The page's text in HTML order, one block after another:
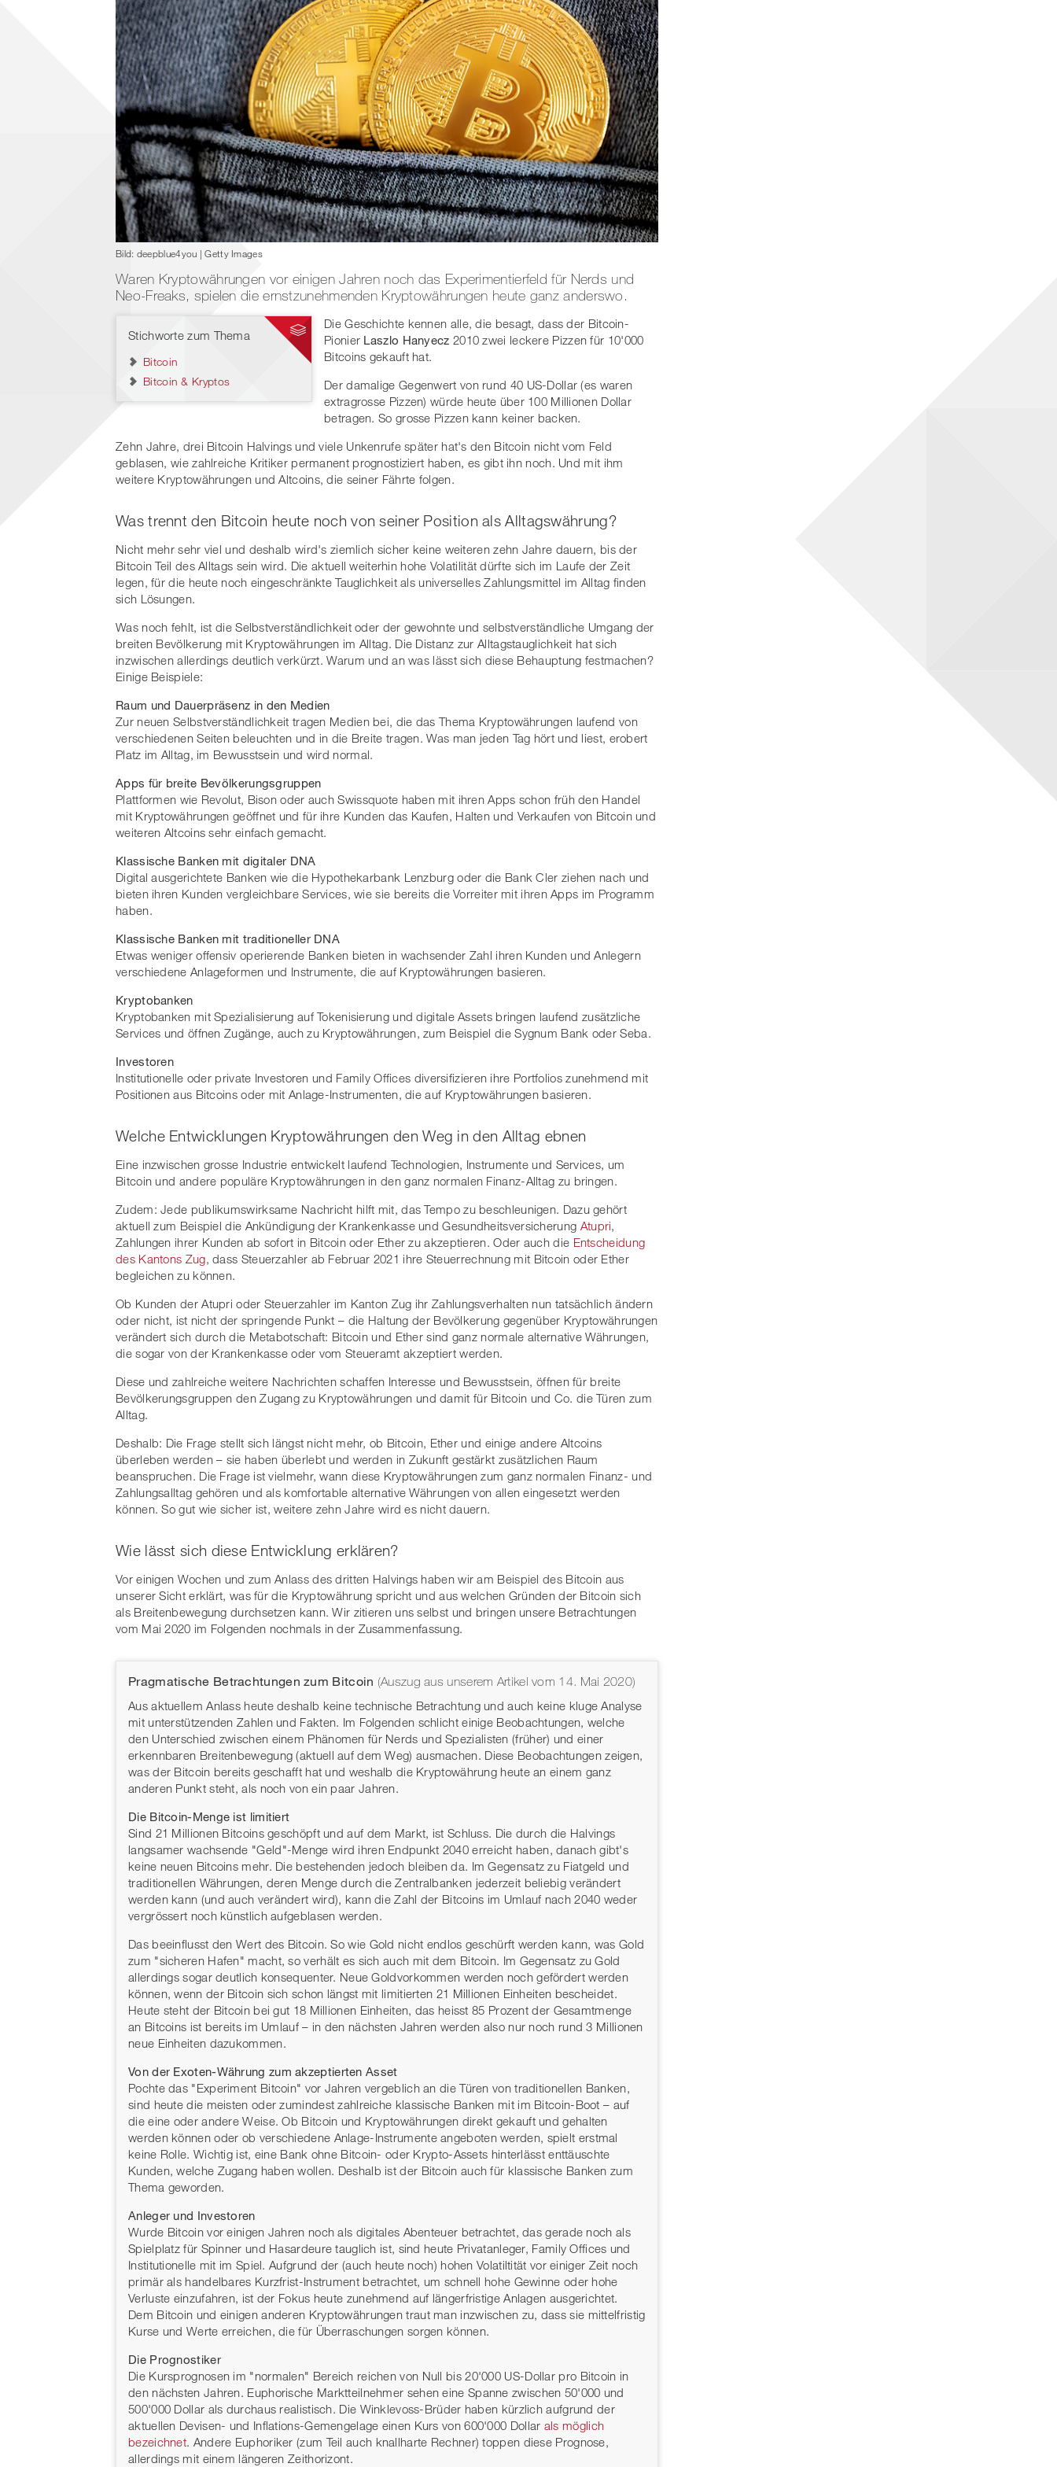
Bild: deepblue4you | Getty Images
Waren Kryptowährungen vor einigen Jahren noch das Experimentierfeld für Nerds und
Neo-Freaks, spielen die ernstzunehmenden Kryptowährungen heute ganz anderswo.
Stichworte zum Thema
Bitcoin
Bitcoin & Kryptos
Die Geschichte kennen alle, die besagt, dass der Bitcoin-
Pionier Laszlo Hanyecz 2010 zwei leckere Pizzen für 10'000
Bitcoins gekauft hat.
Der damalige Gegenwert von rund 40 US-Dollar (es waren
extragrosse Pizzen) würde heute über 100 Millionen Dollar
betragen. So grosse Pizzen kann keiner backen.
Zehn Jahre, drei Bitcoin Halvings und viele Unkenrufe später hat's den Bitcoin nicht vom Feld
geblasen, wie zahlreiche Kritiker permanent prognostiziert haben, es gibt ihn noch. Und mit ihm
weitere Kryptowährungen und Altcoins, die seiner Fährte folgen.
Was trennt den Bitcoin heute noch von seiner Position als Alltagswährung?
Nicht mehr sehr viel und deshalb wird's ziemlich sicher keine weiteren zehn Jahre dauern, bis der
Bitcoin Teil des Alltags sein wird. Die aktuell weiterhin hohe Volatilität dürfte sich im Laufe der Zeit
legen, für die heute noch eingeschränkte Tauglichkeit als universelles Zahlungsmittel im Alltag finden
sich Lösungen.
Was noch fehlt, ist die Selbstverständlichkeit oder der gewohnte und selbstverständliche Umgang der
breiten Bevölkerung mit Kryptowährungen im Alltag. Die Distanz zur Alltagstauglichkeit hat sich
inzwischen allerdings deutlich verkürzt. Warum und an was lässt sich diese Behauptung festmachen?
Einige Beispiele:
Raum und Dauerpräsenz in den Medien
Zur neuen Selbstverständlichkeit tragen Medien bei, die das Thema Kryptowährungen laufend von
verschiedenen Seiten beleuchten und in die Breite tragen. Was man jeden Tag hört und liest, erobert
Platz im Alltag, im Bewusstsein und wird normal.
Apps für breite Bevölkerungsgruppen
Plattformen wie Revolut, Bison oder auch Swissquote haben mit ihren Apps schon früh den Handel
mit Kryptowährungen geöffnet und für ihre Kunden das Kaufen, Halten und Verkaufen von Bitcoin und
weiteren Altcoins sehr einfach gemacht.
Klassische Banken mit digitaler DNA
Digital ausgerichtete Banken wie die Hypothekarbank Lenzburg oder die Bank Cler ziehen nach und
bieten ihren Kunden vergleichbare Services, wie sie bereits die Vorreiter mit ihren Apps im Programm
haben.
Klassische Banken mit traditioneller DNA
Etwas weniger offensiv operierende Banken bieten in wachsender Zahl ihren Kunden und Anlegern
verschiedene Anlageformen und Instrumente, die auf Kryptowährungen basieren.
Kryptobanken
Kryptobanken mit Spezialisierung auf Tokenisierung und digitale Assets bringen laufend zusätzliche
Services und öffnen Zugänge, auch zu Kryptowährungen, zum Beispiel die Sygnum Bank oder Seba.
Investoren
Institutionelle oder private Investoren und Family Offices diversifizieren ihre Portfolios zunehmend mit
Positionen aus Bitcoins oder mit Anlage-Instrumenten, die auf Kryptowährungen basieren.
Welche Entwicklungen Kryptowährungen den Weg in den Alltag ebnen
Eine inzwischen grosse Industrie entwickelt laufend Technologien, Instrumente und Services, um
Bitcoin und andere populäre Kryptowährungen in den ganz normalen Finanz-Alltag zu bringen.
Zudem: Jede publikumswirksame Nachricht hilft mit, das Tempo zu beschleunigen. Dazu gehört
aktuell zum Beispiel die Ankündigung der Krankenkasse und Gesundheitsversicherung Atupri
Zahlungen ihrer Kunden ab sofort in Bitcoin oder Ether zu akzeptieren. Oder auch die Entscheidung
des Kantons Zug , dass Steuerzahler ab Februar 2021 ihre Steuerrechnung mit Bitcoin oder Ether
begleichen zu können.
Ob Kunden der Atupri oder Steuerzahler im Kanton Zug ihr Zahlungsverhalten nun tatsächlich ändern
oder nicht, ist nicht der springende Punkt – die Haltung der Bevölkerung gegenüber Kryptowährungen
verändert sich durch die Metabotschaft: Bitcoin und Ether sind ganz normale alternative Währungen,
die sogar von der Krankenkasse oder vom Steueramt akzeptiert werden.
Diese und zahlreiche weitere Nachrichten schaffen Interesse und Bewusstsein, öffnen für breite
Bevölkerungsgruppen den Zugang zu Kryptowährungen und damit für Bitcoin und Co. die Türen zum
Alltag.
Deshalb: Die Frage stellt sich längst nicht mehr, ob Bitcoin, Ether und einige andere Altcoins
überleben werden – sie haben überlebt und werden in Zukunft gestärkt zusätzlichen Raum
beanspruchen. Die Frage ist vielmehr, wann diese Kryptowährungen zum ganz normalen Finanz- und
Zahlungsalltag gehören und als komfortable alternative Währungen von allen eingesetzt werden
können. So gut wie sicher ist, weitere zehn Jahre wird es nicht dauern.
Wie lässt sich diese Entwicklung erklären?
Vor einigen Wochen und zum Anlass des dritten Halvings haben wir am Beispiel des Bitcoin aus
unserer Sicht erklärt, was für die Kryptowährung spricht und aus welchen Gründen der Bitcoin sich
als Breitenbewegung durchsetzen kann. Wir zitieren uns selbst und bringen unsere Betrachtungen
vom Mai 2020 im Folgenden nochmals in der Zusammenfassung.
Pragmatische Betrachtungen zum Bitcoin (Auszug aus unserem Artikel vom 14. Mai 2020)
Aus aktuellem Anlass heute deshalb keine technische Betrachtung und auch keine kluge Analyse
mit unterstützenden Zahlen und Fakten. Im Folgenden schlicht einige Beobachtungen, welche
den Unterschied zwischen einem Phänomen für Nerds und Spezialisten (früher) und einer
erkennbaren Breitenbewegung (aktuell auf dem Weg) ausmachen. Diese Beobachtungen zeigen,
was der Bitcoin bereits geschafft hat und weshalb die Kryptowährung heute an einem ganz
anderen Punkt steht, als noch von ein paar Jahren.
Die Bitcoin-Menge ist limitiert
Sind 21 Millionen Bitcoins geschöpft und auf dem Markt, ist Schluss. Die durch die Halvings
langsamer wachsende "Geld"-Menge wird ihren Endpunkt 2040 erreicht haben, danach gibt's
keine neuen Bitcoins mehr. Die bestehenden jedoch bleiben da. Im Gegensatz zu Fiatgeld und
traditionellen Währungen, deren Menge durch die Zentralbanken jederzeit beliebig verändert
werden kann (und auch verändert wird), kann die Zahl der Bitcoins im Umlauf nach 2040 weder
vergrössert noch künstlich aufgeblasen werden.
Das beeinflusst den Wert des Bitcoin. So wie Gold nicht endlos geschürft werden kann, was Gold
zum "sicheren Hafen" macht, so verhält es sich auch mit dem Bitcoin. Im Gegensatz zu Gold
allerdings sogar deutlich konsequenter. Neue Goldvorkommen werden noch gefördert werden
können, wenn der Bitcoin sich schon längst mit limitierten 21 Millionen Einheiten bescheidet.
Heute steht der Bitcoin bei gut 18 Millionen Einheiten, das heisst 85 Prozent der Gesamtmenge
an Bitcoins ist bereits im Umlauf – in den nächsten Jahren werden also nur noch rund 3 Millionen
neue Einheiten dazukommen.
Von der Exoten-Währung zum akzeptierten Asset
Pochte das "Experiment Bitcoin" vor Jahren vergeblich an die Türen von traditionellen Banken,
sind heute die meisten oder zumindest zahlreiche klassische Banken mit im Bitcoin-Boot – auf
die eine oder andere Weise. Ob Bitcoin und Kryptowährungen direkt gekauft und gehalten
werden können oder ob verschiedene Anlage-Instrumente angeboten werden, spielt erstmal
keine Rolle. Wichtig ist, eine Bank ohne Bitcoin- oder Krypto-Assets hinterlässt enttäuschte
Kunden, welche Zugang haben wollen. Deshalb ist der Bitcoin auch für klassische Banken zum
Thema geworden.
Anleger und Investoren
Wurde Bitcoin vor einigen Jahren noch als digitales Abenteuer betrachtet, das gerade noch als
Spielplatz für Spinner und Hasardeure tauglich ist, sind heute Privatanleger, Family Offices und
Institutionelle mit im Spiel. Aufgrund der (auch heute noch) hohen Volatiltität vor einiger Zeit noch
primär als handelbares Kurzfrist-Instrument betrachtet, um schnell hohe Gewinne oder hohe
Verluste einzufahren, ist der Fokus heute zunehmend auf längerfristige Anlagen ausgerichtet.
Dem Bitcoin und einigen anderen Kryptowährungen traut man inzwischen zu, dass sie mittelfristig
Kurse und Werte erreichen, die für Überraschungen sorgen können.
Die Prognostiker
Die Kursprognosen im "normalen" Bereich reichen von Null bis 20'000 US-Dollar pro Bitcoin in
den nächsten Jahren. Euphorische Marktteilnehmer sehen eine Spanne zwischen 50'000 und
500'000 Dollar als durchaus realistisch. Die Winklevoss-Brüder haben kürzlich aufgrund der
aktuellen Devisen- und Inflations-Gemengelage einen Kurs von 600'000 Dollar als möglich
bezeichnet. Andere Euphoriker (zum Teil auch knallharte Rechner) toppen diese Prognose,
allerdings mit einem längeren Zeithorizont.